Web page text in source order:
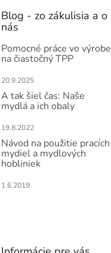
Blog - zo zákulisia a o
nás
Pomocné práce vo výrobe
na čiastočný TPP
20.9.2025
A tak šiel čas: Naše
mydlá a ich obaly
19.8.2022
Návod na použitie pracích
mydiel a mydlových
hobliniek
1.6.2019